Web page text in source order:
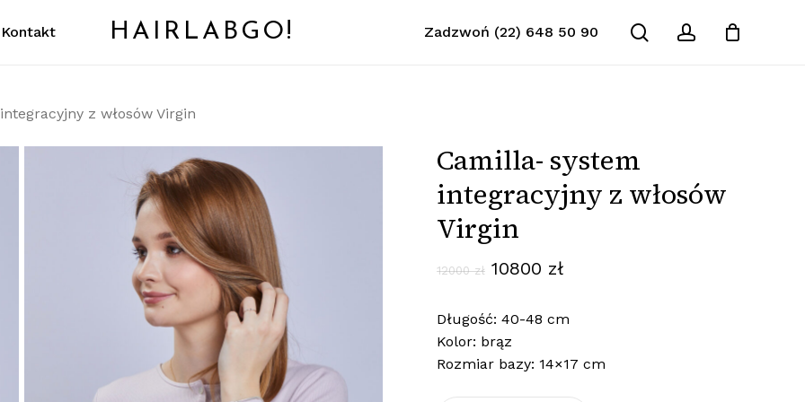
HAIRLABGO!
Kontakt Zadzwoń (22) 648 50 90 searchaccount
z włosów Virgin
Camilla- system
integracyjny z włosów
Virgin
12000zł Pierwotna
wynosiła:
12000 zł.
10800 złAktualna
wynosi:
Długość: 40-48 cm
Kolor: brąz
Rozmiar bazy: 14×17 cm